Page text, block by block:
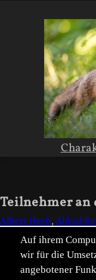
Teilnehmer
Albert Heeb,Alfred
Barbara Fimpel ,
Eric Dienesch,
Sommer Benutzer
Auf ihrem
wir für die
angebotener